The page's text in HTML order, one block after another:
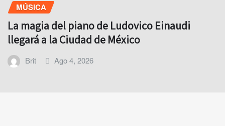
MÚSICA
La magia del piano de Ludovico Einaudi
llegará a la Ciudad de México
Brit Ago 4, 2026